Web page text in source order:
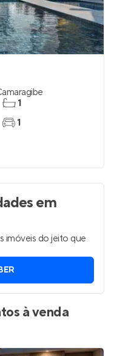
1
1
em
imóveis do jeito que
à venda